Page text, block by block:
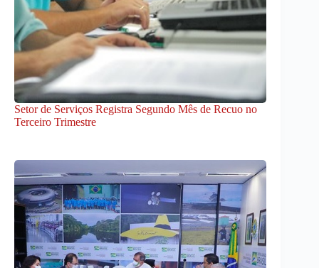
Setor de Serviços Registra Segundo Mês de Recuo no
Terceiro Trimestre